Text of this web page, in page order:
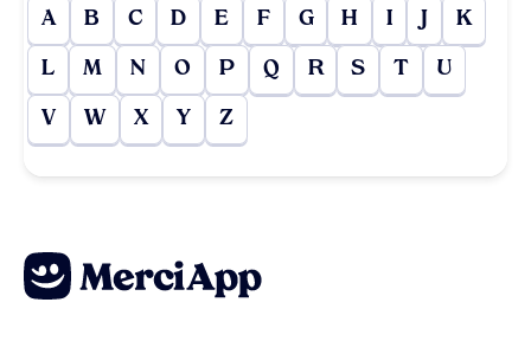
A B C D E F G H I J K
L M N O P Q R S T U
V W X Y Z